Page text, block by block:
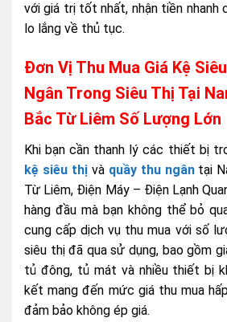
với giá trị tốt nhất, nhận tiền nhanh
lo lắng về thủ tục.
Đơn Vị Thu Mua Giá Kệ
Ngân Trong Siêu Thị Tại
Bắc Từ Liêm Số Lượng Lớn
Khi bạn cần thanh lý các thiết bị
kệ siêu thịvà quầy thu ngântại
Từ Liêm, Điện Máy – Điện Lạnh
hàng đầu mà bạn không thể bỏ
cung cấp dịch vụ thu mua với số
siêu thị đã qua sử dụng, bao gồm
tủ đông, tủ mát và nhiều thiết bị
kết mang đến mức giá thu mua
đảm bảo không ép giá.